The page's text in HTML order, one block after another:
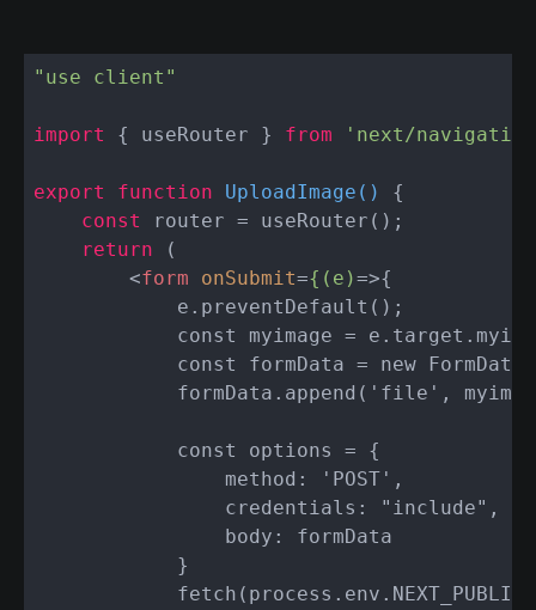
"use client"
import { useRouter } from 'next/
export function UploadImage ( ) {
const
router = useRouter();
return (
<form onSubmit={(e)=>{
            e.preventDefault();
const myimage =
const formData = new
formData.append('file',
            const options = {
                method: 'POST',
                credentials: "include",
                body: formData
            }